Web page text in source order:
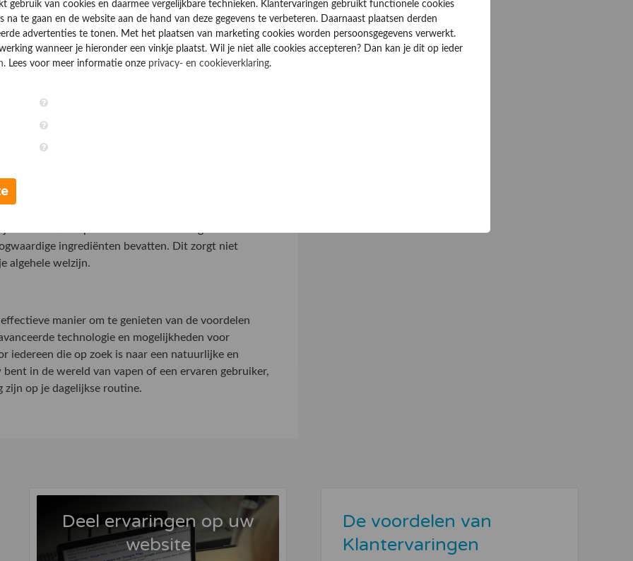
vapen is de mogelijkheid om je ervaring te
na een lange dag of juist een energieboost
behoeften voldoet. Dit maakt het een
verbeteren.
belangrijk om veiligheidsrichtlijnen te volgen. Zorg
en volg de instructies van de fabrikant. Dit
garanderen.
voor jou?
om te letten op de kwaliteit van de ingrediënten.
ingrediënten bevatten. Dit zorgt niet
algehele welzijn.
manier om te genieten van de voordelen
technologie en mogelijkheden voor
iedereen die op zoek is naar een natuurlijke en
in de wereld van vapen of een ervaren gebruiker,
zijn op je dagelijkse routine.
Deel ervaringen op uw
website
De voordelen van
Klantervaringen
gebruik van cookies en daarmee vergelijkbare technieken. Klantervaringen gebruikt functionele cookies
na te gaan en de website aan de hand van deze gegevens te verbeteren. Daarnaast plaatsen derden
advertenties te tonen. Met het plaatsen van marketing cookies worden persoonsgegevens verwerkt.
wanneer je hieronder een vinkje plaatst. Wil je niet alle cookies accepteren? Dan kan je dit op ieder
. Lees voor meer informatie onze privacy- en cookieverklaring.